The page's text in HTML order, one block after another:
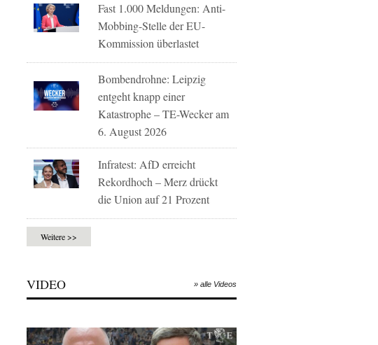
Fast 1.000 Meldungen: Anti-
Mobbing-Stelle der EU-
Kommission überlastet
Bombendrohne: Leipzig
entgeht knapp einer
Katastrophe – TE-Wecker am
6. August 2026
Infratest: AfD erreicht
Rekordhoch – Merz drückt
die Union auf 21 Prozent
Weitere >>
VIDEO » alle Videos